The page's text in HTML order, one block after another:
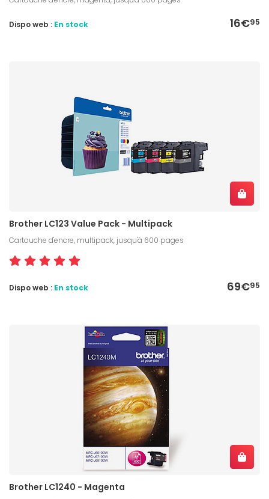
16€95
Dispo web : En stock
Brother LC123 Value Pack - Multipack
Cartouche d'encre, multipack, jusqu'à 600 pages
69€95
Dispo web : En stock
Brother LC1240 - Magenta